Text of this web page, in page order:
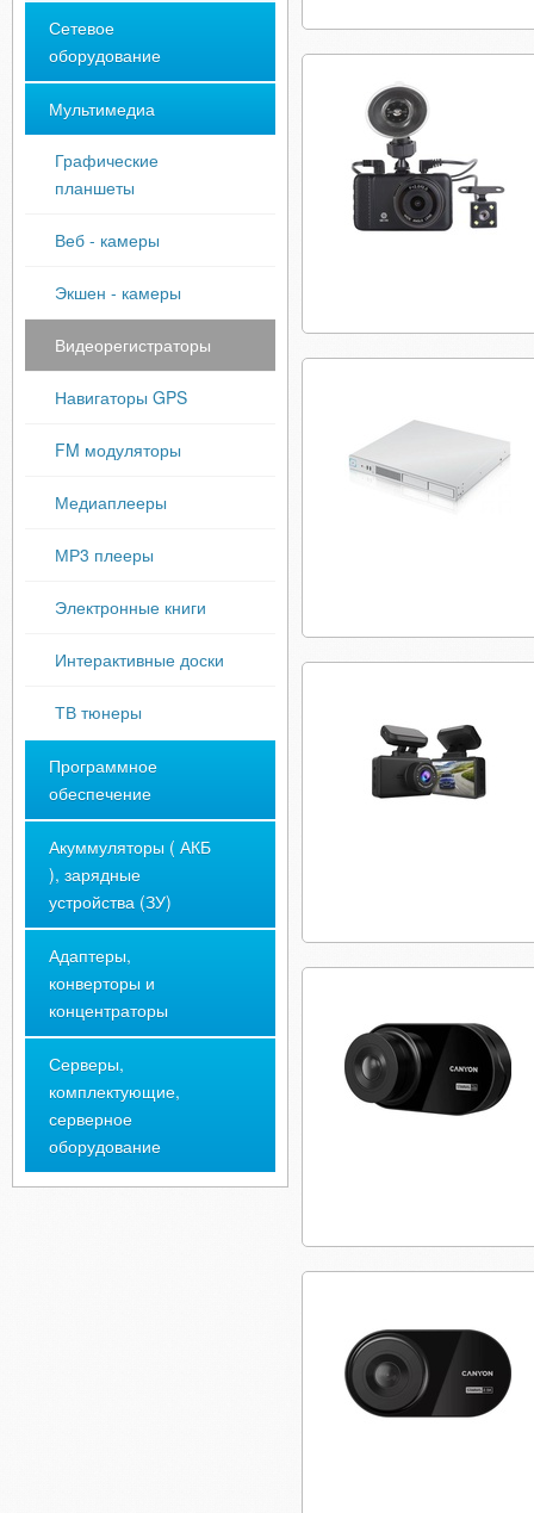
Сетевое
оборудование
Мультимедиа
Графические
планшеты
Веб - камеры
Экшен - камеры
Видеорегистраторы
Навигаторы GPS
FM модуляторы
Медиаплееры
МР3 плееры
Электронные книги
Интерактивные доски
ТВ тюнеры
Программное
обеспечение
Акуммуляторы ( АКБ
), зарядные
устройства (ЗУ)
Адаптеры,
конверторы и
концентраторы
Серверы,
комплектующие,
серверное
оборудование